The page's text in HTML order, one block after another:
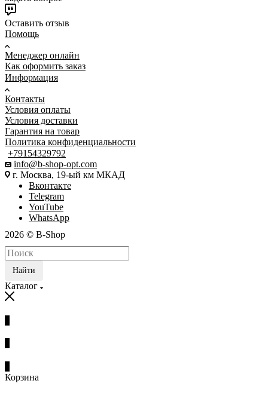
Оставить отзыв
Помощь
Менеджер онлайн
Как оформить заказ
Информация
Контакты
Условия оплаты
Условия доставки
Гарантия на товар
Политика конфиденциальности
+79154329792
info@b-shop-opt.com
г. Москва, 19-ый км МКАД
Вконтакте
Telegram
YouTube
WhatsApp
2026 © B-Shop
Найти
Каталог
Корзина